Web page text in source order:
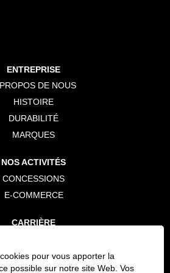
pour vous apporter la
possible sur notre site Web. Vos
ENTREPRISE
DE NOUS
HISTOIRE
DURABILITÉ
MARQUES
NOS ACTIVITÉS
CONCESSIONS
E-COMMERCE
CARRIÈRE
DE CANDIDATURE